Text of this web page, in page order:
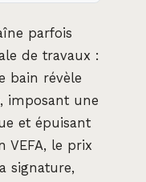
parfois
de travaux :
bain révèle
imposant une
et épuisant
VEFA, le prix
signature,